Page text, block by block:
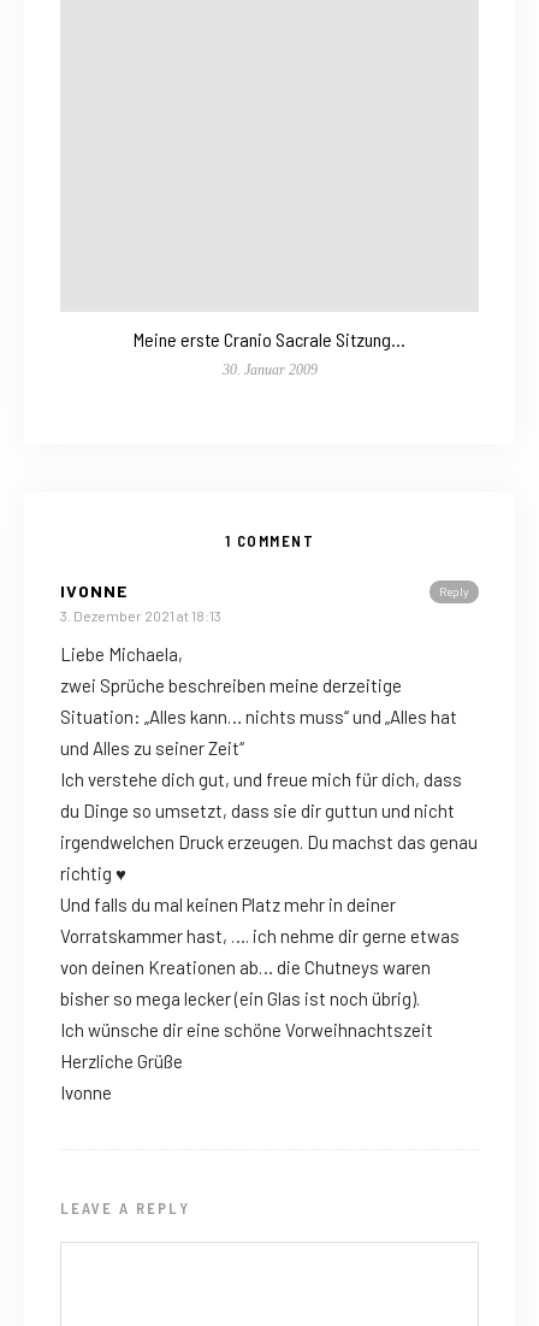
Meine erste Cranio Sacrale Sitzung…
30. Januar 2009
1 COMMENT
Reply
IVONNE
3. Dezember 2021 at 18:13
Liebe Michaela,
zwei Sprüche beschreiben meine derzeitige
Situation: „Alles kann… nichts muss“ und „Alles hat
und Alles zu seiner Zeit“
Ich verstehe dich gut, und freue mich für dich, dass
du Dinge so umsetzt, dass sie dir guttun und nicht
irgendwelchen Druck erzeugen. Du machst das genau
richtig ♥
Und falls du mal keinen Platz mehr in deiner
Vorratskammer hast, …. ich nehme dir gerne etwas
von deinen Kreationen ab… die Chutneys waren
bisher so mega lecker (ein Glas ist noch übrig).
Ich wünsche dir eine schöne Vorweihnachtszeit
Herzliche Grüße
Ivonne
LEAVE A REPLY